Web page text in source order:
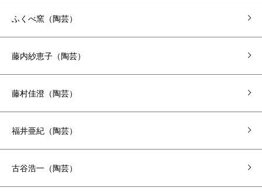
ふくべ窯（陶芸）
藤内紗恵子（陶芸）
藤村佳澄（陶芸）
福井亜紀（陶芸）
古谷浩一（陶芸）